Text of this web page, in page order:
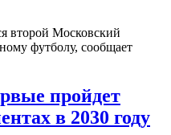
второй Московский
футболу, сообщает
пройдет
в 2030 году